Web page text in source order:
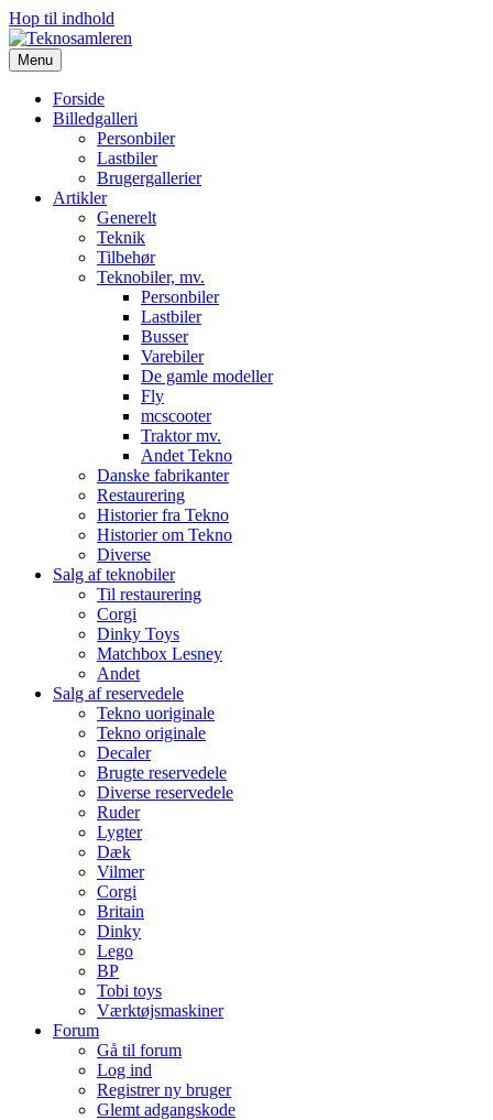
Hop til indhold
Menu
Forside
Billedgalleri
Personbiler
Lastbiler
Brugergallerier
Artikler
Generelt
Teknik
Tilbehør
Teknobiler, mv.
Personbiler
Lastbiler
Busser
Varebiler
De gamle modeller
Fly
mcscooter
Traktor mv.
Andet Tekno
Danske fabrikanter
Restaurering
Historier fra Tekno
Historier om Tekno
Diverse
Salg af teknobiler
Til restaurering
Corgi
Dinky Toys
Matchbox Lesney
Andet
Salg af reservedele
Tekno uoriginale
Tekno originale
Decaler
Brugte reservedele
Diverse reservedele
Ruder
Lygter
Dæk
Vilmer
Corgi
Britain
Dinky
Lego
BP
Tobi toys
Værktøjsmaskiner
Forum
Gå til forum
Log ind
Registrer ny bruger
Glemt adgangskode